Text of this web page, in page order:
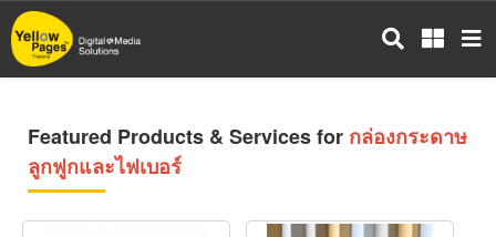
Skip
to
main
Featured Products & Services for กล่องกระดาษ
ลูกฟูกและไฟเบอร์